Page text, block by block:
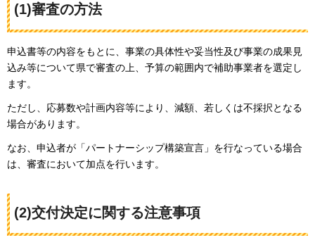
(1)審査の方法
申込書等の内容をもとに、事業の具体性や妥当性及び事業の成果見
込み等について県で審査の上、予算の範囲内で補助事業者を選定し
ます。
ただし、応募数や計画内容等により、減額、若しくは不採択となる
場合があります。
なお、申込者が「パートナーシップ構築宣言」を行なっている場合
は、審査において加点を行います。
(2)交付決定に関する注意事項